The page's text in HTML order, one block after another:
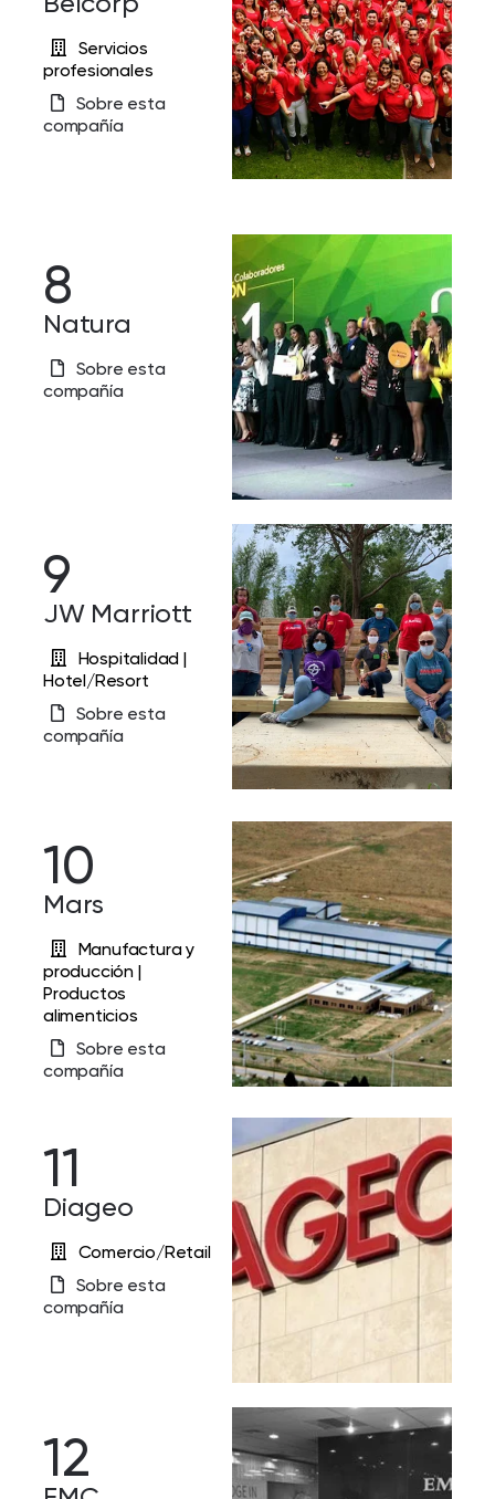
Servicios
profesionales
Sobre esta
compañía
8
Natura
Sobre esta
compañía
9
JW Marriott
Hospitalidad |
Hotel/Resort
Sobre esta
compañía
10
Mars
Manufactura y
producción |
Productos
alimenticios
Sobre esta
compañía
11
Diageo
Comercio/Retail
Sobre esta
compañía
12